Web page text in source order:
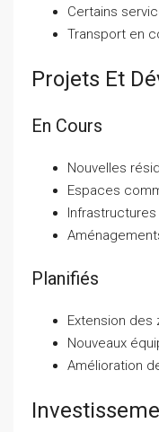
Certains
Transport en
Projets Et
En Cours
Nouvelles
Espaces
Planifiés
Extension des
Nouveaux
Amélioration